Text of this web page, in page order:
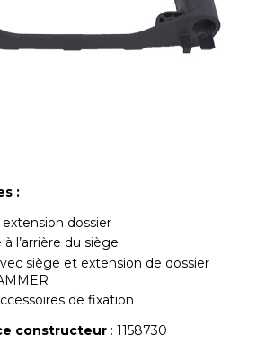
:
dossier
l’arrière du siège
siège et extension de dossier
de fixation
constructeur : 1158730